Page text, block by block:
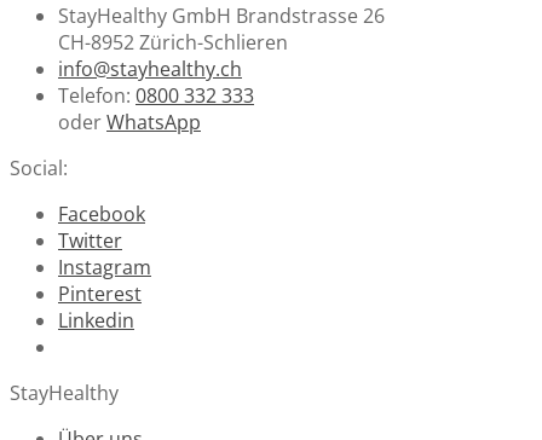
StayHealthy GmbH Brandstrasse 26
CH-8952 Zürich-Schlieren
info@stayhealthy.ch
Telefon: 0800 332 333
oderWhatsApp
Social:
Facebook
Twitter
Instagram
Pinterest
Linkedin
StayHealthy